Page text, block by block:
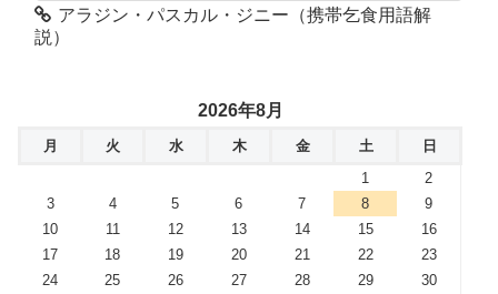
アラジン・パスカル・ジニー（携帯乞食用語解
説）
2026年8月
月 火 水 木 金 土
日
1
2
3
4 5 6 7 8
9
10
11 12 13 14 15
16
17
18 19 20 21 22
23
24
25 26 27 28 29
30